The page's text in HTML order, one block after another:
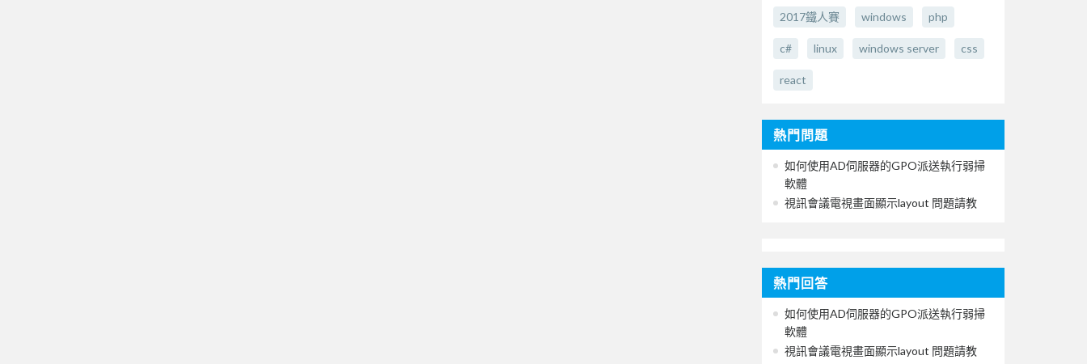
2017鐵人賽 windows php
c# linux windows server css
react
熱門問題
如何使用AD伺服器的GPO派送執行弱掃
軟體
視訊會議電視畫面顯示layout 問題請教
熱門回答
如何使用AD伺服器的GPO派送執行弱掃
軟體
視訊會議電視畫面顯示layout 問題請教